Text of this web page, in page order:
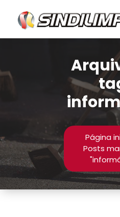
conteúdo
Página
Posts